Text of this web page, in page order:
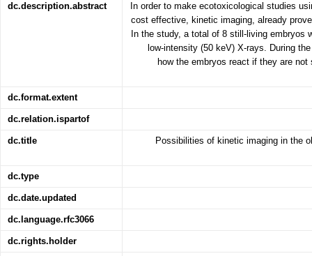
dc.description.abstract
In order to make ecotoxicological studies
cost effective, kinetic imaging, already
In the study, a total of 8 still-living embryos
low-intensity (50 keV) X-rays. During
how the embryos react if they are
dc.format.extent
dc.relation.ispartof
dc.title Possibilities of kinetic imaging in the
dc.type
dc.date.updated
dc.language.rfc3066
dc.rights.holder